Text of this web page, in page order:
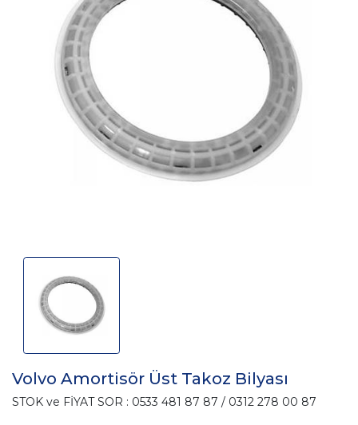
Volvo Amortisör Üst Takoz Bilyası
STOK ve FİYAT SOR : 0533 481 87 87 / 0312 278 00 87